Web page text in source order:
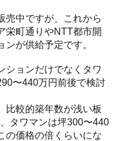
売中ですが、これから
栄町通りやNTT都市開
が供給予定です。
ションだけでなくタワ
〜440万円前後で検討
比較的築年数が浅い板
タワマンは坪300〜440
の価格の倍くらいにな